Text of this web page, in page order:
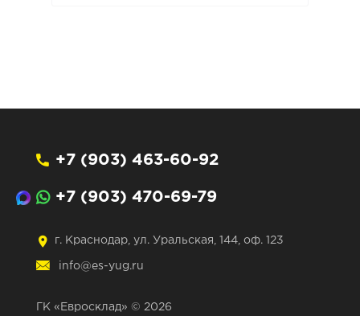
+7 (903) 463-60-92
+7 (903) 470-69-79
г. Краснодар, ул. Уральская, 144, оф. 123
info@es-yug.ru
ГК «Евросклад» © 2026